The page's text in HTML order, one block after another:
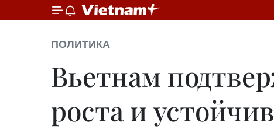
ПОЛИТИКА
Вьетнам
роста и